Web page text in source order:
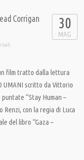
Corrigan
30
MAG
film tratto dalla lettura
UMANI scritto da Vittorio
“Stay Human –
Renzi, con la regia di Luca
del libro “Gaza –